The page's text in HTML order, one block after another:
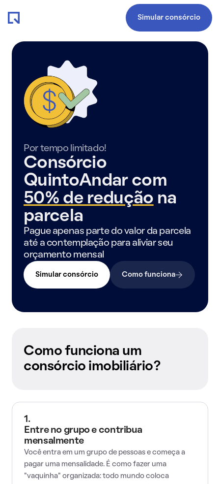
Simular consórcio
Por tempo limitado!
Consórcio
QuintoAndar com
50% de redução na
parcela
Pague apenas parte do valor da parcela
até a contemplação para aliviar seu
orçamento mensal
Simular consórcio Como funciona
Como funciona um
consórcio imobiliário?
1.
Entre no grupo e contribua
mensalmente
Você entra em um grupo de pessoas e começa a
pagar uma mensalidade. É como fazer uma
"vaquinha" organizada: todo mundo coloca